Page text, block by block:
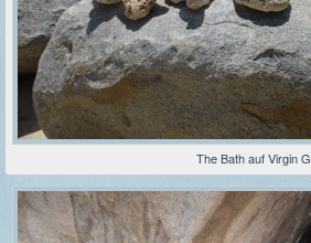
The Bath auf Virgin